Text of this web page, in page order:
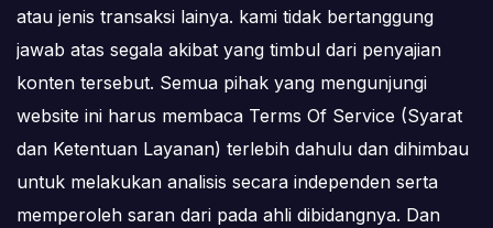
atau jenis transaksi lainya. kami tidak bertanggung
jawab atas segala akibat yang timbul dari penyajian
konten tersebut. Semua pihak yang mengunjungi
website ini harus membaca Terms Of Service (Syarat
dan Ketentuan Layanan) terlebih dahulu dan dihimbau
untuk melakukan analisis secara independen serta
memperoleh saran dari pada ahli dibidangnya. Dan